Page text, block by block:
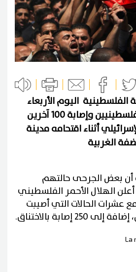
الفلسطينية اليوم الأربعاء
عن استشهاد 9 فلسطينيين وإصابة 100 آخرين
أثناء اقتحامه مدينة
أن بعض الجرحى حالتهم
الهلال الأحمر الفلسطيني
عشرات الحالات التي أصيبت
إصابة بالاختناق.
La